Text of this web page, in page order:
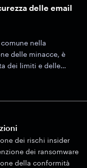
delle email
nella
delle minacce, è
dei limiti e delle
dei rischi insider
dei ransomware
della conformità